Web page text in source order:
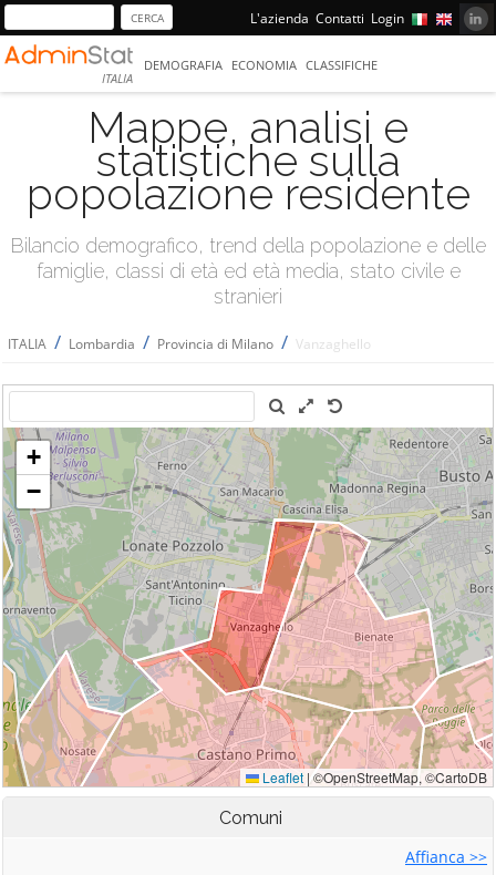
L'azienda Contatti Login
ITALIA
DEMOGRAFIA ECONOMIA CLASSIFICHE
Mappe, analisi e
statistiche sulla
popolazione residente
Bilancio demografico, trend della popolazione e delle
famiglie, classi di età ed età media, stato civile e
stranieri
ITALIA / Lombardia / Provincia di Milano / Vanzaghello
Comuni
Affianca >>